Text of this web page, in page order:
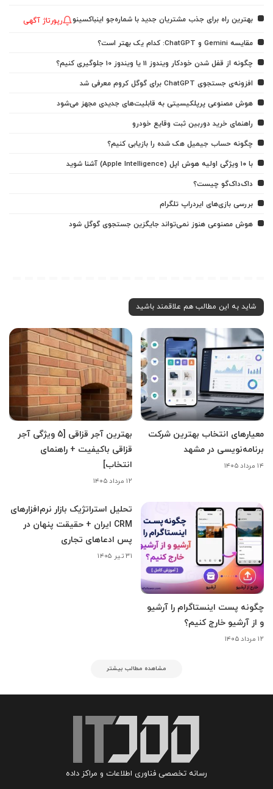
بهترین راه برای جذب مشتریان جدید با شماره‌جو اینباکسینو رپورتاژ آگهی
مقایسه Gemini و ChatGPT: کدام یک بهتر است؟
چگونه از قفل شدن خودکار ویندوز 11 یا ویندوز 10 جلوگیری کنیم؟
افزونه‌ی جستجوی ChatGPT برای گوگل کروم معرفی شد
هوش مصنوعی پرپلکیسیتی به قابلیت‌های جدیدی مجهز می‌شود
راهنمای خرید دوربین ثبت وقایع خودرو
چگونه حساب جیمیل هک شده را بازیابی کنیم؟
با ۱۰ ویژگی اولیه هوش اپل (Apple Intelligence) آشنا شوید
داک‌داک‌گو چیست؟
بررسی بازی‌های ایردراپ تلگرام
هوش مصنوعی هنوز نمی‌تواند جایگزین جستجوی گوگل شود
شاید به این مطالب هم علاقمند باشید
معیارهای انتخاب بهترین شرکت
برنامه‌نویسی در مشهد
۱۴ مرداد ۱۴۰۵
بهترین آجر قزاقی [5 ویژگی آجر
قزاقی باکیفیت + راهنمای
انتخاب]
۱۲ مرداد ۱۴۰۵
چگونه پست اینستاگرام را آرشیو
و از آرشیو خارج کنیم؟
۱۲ مرداد ۱۴۰۵
تحلیل استراتژیک بازار نرم‌افزارهای
CRM ایران + حقیقت پنهان در
پس ادعاهای تجاری
۳۱ تیر ۱۴۰۵
مشاهده مطالب بیشتر
رسانه تخصصی فناوری اطلاعات و مراکز داده